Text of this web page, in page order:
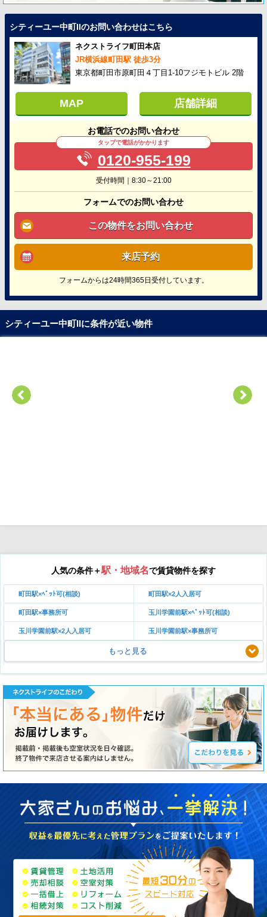
シティーユー中町IIのお問い合わせはこちら
ネクストライフ町田本店
JR横浜線町田駅 徒歩3分
東京都町田市原町田４丁目1-10フジモトビル 2階
MAP 店舗詳細
お電話でのお問い合わせ
タップで電話がかかります
0120-955-199
受付時間｜8:30～21:00
フォームでのお問い合わせ
この物件をお問い合わせ
来店予約
フォームからは24時間365日受付しています。
シティーユー中町IIに条件が近い物件
人気の条件＋駅・地域名で賃貸物件を探す
町田駅×ﾍﾟｯﾄ可(相談) 町田駅×2人入居可
町田駅×事務所可 玉川学園前駅×ﾍﾟｯﾄ可(相談)
玉川学園前駅×2人入居可 玉川学園前駅×事務所可
もっと見る